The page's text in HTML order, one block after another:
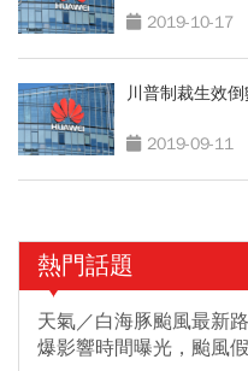
2019-10-17
川普制裁生效
2019-09-11
熱門話題
天氣／白海豚颱風最新
爆影響時間曝光，颱風